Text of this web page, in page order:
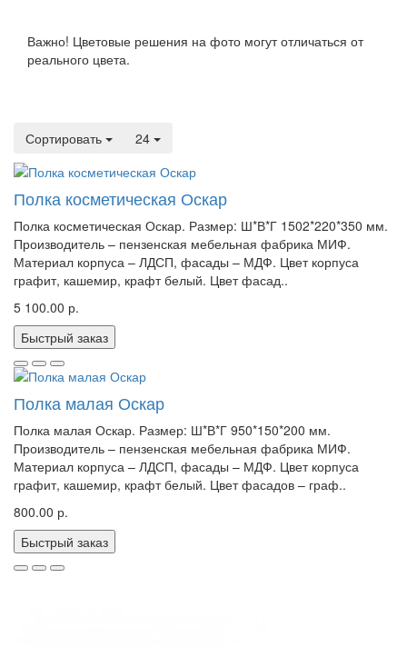
Важно! Цветовые решения на фото могут отличаться от
реального цвета.
Сортировать 24
Полка косметическая Оскар
Полка косметическая Оскар. Размер: Ш*В*Г 1502*220*350 мм.
Производитель – пензенская мебельная фабрика МИФ.
Материал корпуса – ЛДСП, фасады – МДФ. Цвет корпуса
графит, кашемир, крафт белый. Цвет фасад..
5 100.00 р.
Быстрый заказ
Полка малая Оскар
Полка малая Оскар. Размер: Ш*В*Г 950*150*200 мм.
Производитель – пензенская мебельная фабрика МИФ.
Материал корпуса – ЛДСП, фасады – МДФ. Цвет корпуса
графит, кашемир, крафт белый. Цвет фасадов – граф..
800.00 р.
Быстрый заказ